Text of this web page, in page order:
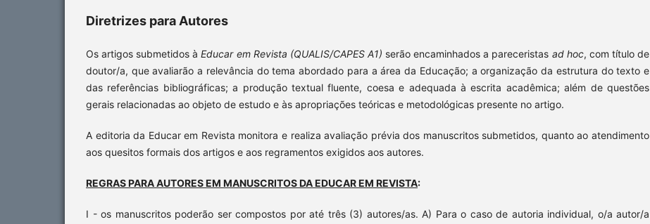
Diretrizes para Autores
Os artigos submetidos àEducar em Revista (QUALIS/CAPES A1) serão encaminhados a pareceristas ad hoc, com título de
doutor/a, que avaliarão a relevância do tema abordado para a área da Educação; a organização da estrutura do texto e
das referências bibliográficas; a produção textual fluente, coesa e adequada à escrita acadêmica; além de questões
gerais relacionadas ao objeto de estudo e às apropriações teóricas e metodológicas presente no artigo.
A editoria da Educar em Revista monitora e realiza avaliação prévia dos manuscritos submetidos, quanto ao atendimento
aos quesitos formais dos artigos e aos regramentos exigidos aos autores.
REGRAS PARA AUTORES EM MANUSCRITOS DA EDUCAR EM REVISTA:
I - os manuscritos poderão ser compostos por até três (3) autores/as. A) Para o caso de autoria individual, o/a autor/a